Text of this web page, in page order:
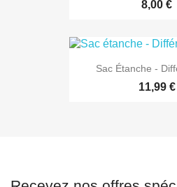
8,00 €
Sac Étanche -
11,99 €